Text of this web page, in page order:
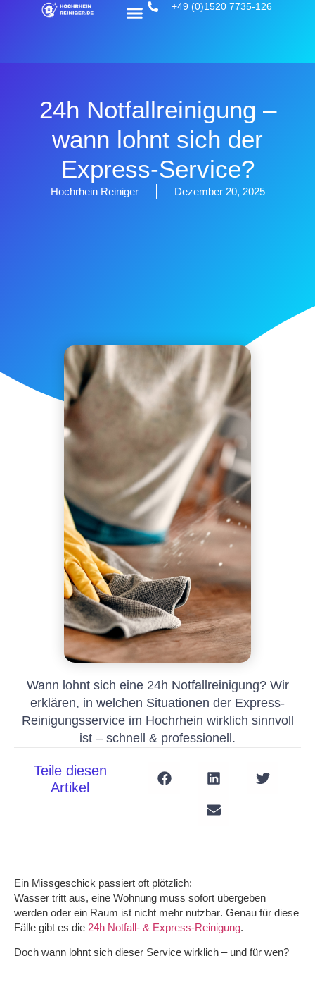
+49 (0)1520 7735-126
24h Notfallreinigung –
wann lohnt sich der
Express-Service?
Hochrhein Reiniger Dezember 20, 2025
Wann lohnt sich eine 24h Notfallreinigung? Wir
erklären, in welchen Situationen der Express-
Reinigungsservice im Hochrhein wirklich sinnvoll
ist – schnell & professionell.
Teile diesen
Artikel
Ein Missgeschick passiert oft plötzlich:
Wasser tritt aus, eine Wohnung muss sofort übergeben
werden oder ein Raum ist nicht mehr nutzbar. Genau für diese
Fälle gibt es die 24h Notfall- & Express-Reinigung.
Doch wann lohnt sich dieser Service wirklich – und für wen?